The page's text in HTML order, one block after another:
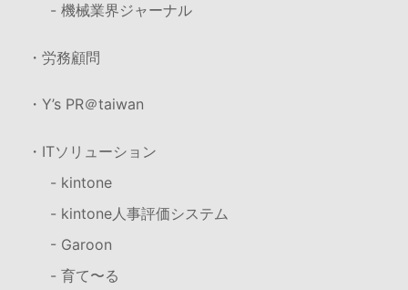
- 機械業界ジャーナル
・労務顧問
・Y’s PR＠taiwan
・ITソリューション
- kintone
- kintone人事評価システム
- Garoon
- 育て〜る